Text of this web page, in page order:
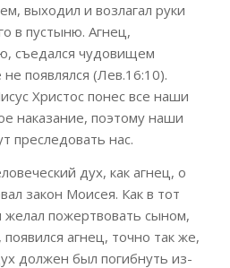
выходил и возлагал руки
в пустыню. Агнец,
съедался чудовищем
появлялся (Лев.16:10).
Христос понес все наши
наказание, поэтому наши
преследовать нас.
дух, как агнец, о
закон Моисея. Как в тот
желал пожертвовать сыном,
агнец, точно так же,
должен был погибнуть из-